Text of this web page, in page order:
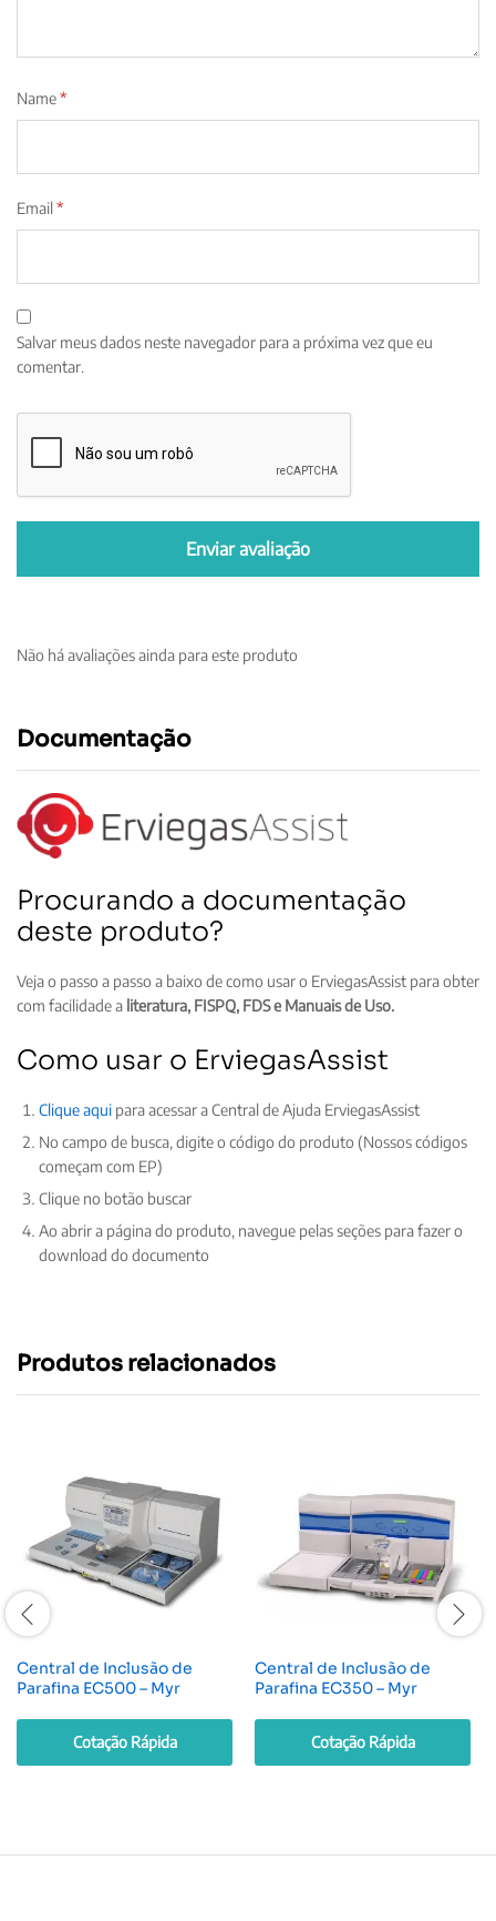
Name*
Email *
Salvar meus dados neste navegador para a próxima vez que eu
comentar.
Não há avaliações ainda para este produto
Documentação
Procurando a documentação
deste produto?
Veja o passo a passo a baixo de como usar o ErviegasAssist para obter
com facilidade a literatura, FISPQ, FDS e Manuais de Uso.
Como usar o ErviegasAssist
Clique aqui para acessar a Central de Ajuda ErviegasAssist
No campo de busca, digite o código do produto (Nossos códigos
começam com EP)
Clique no botão buscar
Ao abrir a página do produto, navegue pelas seções para fazer o
download do documento
Produtos relacionados
Central de Inclusão de
Parafina EC500 – Myr
Cotação Rápida
Central de Inclusão de
Parafina EC350 – Myr
Cotação Rápida